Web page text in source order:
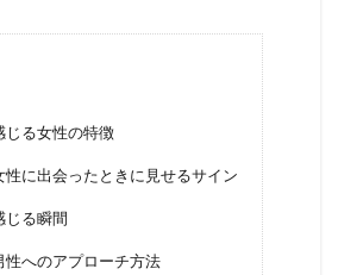
じる女性の特徴
性に出会ったときに見せるサイン
じる瞬間
性へのアプローチ方法